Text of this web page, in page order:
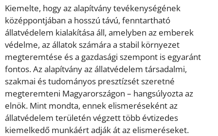
Kiemelte, hogy az alapítvány tevékenységének
középpontjában a hosszú távú, fenntartható
állatvédelem kialakítása áll, amelyben az emberek
védelme, az állatok számára a stabil környezet
megteremtése és a gazdasági szempont is egyaránt
fontos. Az alapítvány az állatvédelem társadalmi,
szakmai és tudományos presztízsét szeretné
megteremteni Magyarországon – hangsúlyozta az
elnök. Mint mondta, ennek elismeréseként az
állatvédelem területén végzett több évtizedes
kiemelkedő munkáért adják át az elismeréseket.